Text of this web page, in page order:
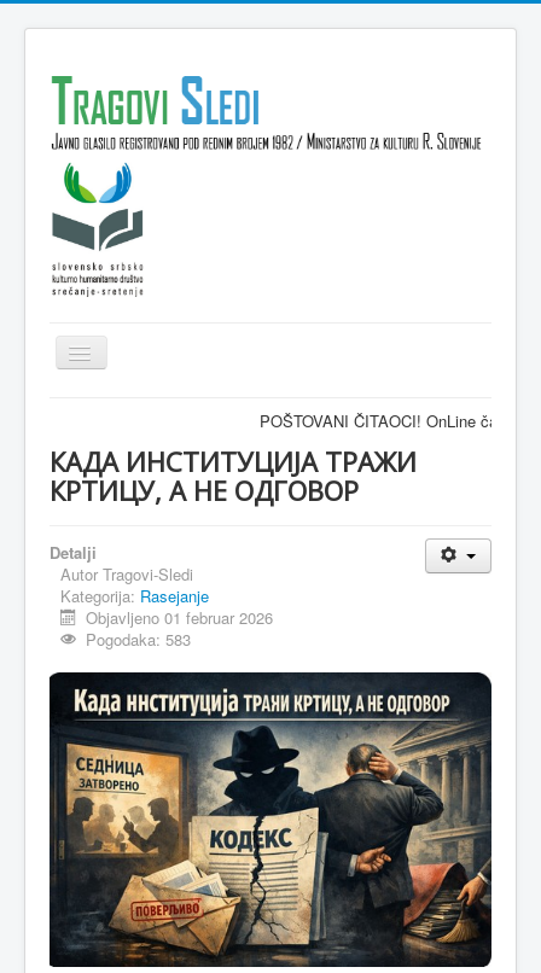
Isključi
navigaciju
VESTI
KULTURA
MAGAZIN
FELJTON
PISMA ČITALACA
IMPRESUM
POŠTOVANI ČITAOCI! OnLine časopis
КАДА ИНСТИТУЦИЈА ТРАЖИ
КРТИЦУ, А НЕ ОДГОВОР
Detalji
Autor Tragovi-Sledi
Kategorija: Rasejanje
Objavljeno 01 februar 2026
Pogodaka: 583